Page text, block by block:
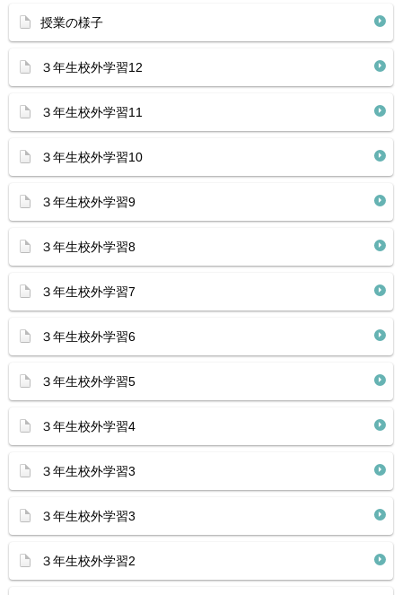
授業の様子
３年生校外学習12
３年生校外学習11
３年生校外学習10
３年生校外学習9
３年生校外学習8
３年生校外学習7
３年生校外学習6
３年生校外学習5
３年生校外学習4
３年生校外学習3
３年生校外学習3
３年生校外学習2